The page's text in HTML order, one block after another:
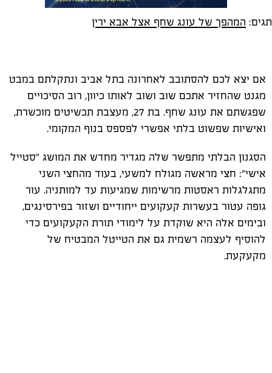
תגים: המהפך של עונג שחף אצל אבא ירין
אם יצא לכם להסתובב לאחרונה בתל אביב ונתקלתם במבט
מגנט שהחזיר אתכם שוב ושוב לאותו כיוון, רוב הסיכויים
שפגשתם את עונג שחף. בת 27, מעצבת תכשיטים מוכשרת,
ואישיות שפשוט בלתי אפשרי לפספס בנוף המקומי.
הסגנון הבלתי מתפשר שלה מגדיר מחדש את המושג "סטייל
אישי": חצי מראשה מגולח למשעי, בעוד מהחצי השני
מתגלגלות ראסטות מרשימות שמגיעות עד למותניה. עור
גופה עטור בעשרות קעקועים ייחודיים ושזור בפירסינגים,
ובימים אלה היא שוקדת על לימודי תורת הקעקועים כדי
להוסיף לעצמה רשמית גם את הטייטל המבטיח של
מקעקעת.